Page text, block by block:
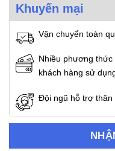
Khuyến mại
Vận chuyển toàn
Nhiều phương
khách hàng sử
Đội ngũ hỗ trợ thân